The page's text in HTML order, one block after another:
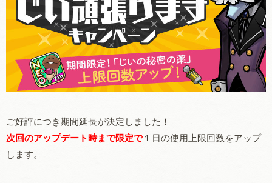
ご好評につき期間延長が決定しました！
次回のアップデート時まで限定で１日の使用上限回数をアップ
します。